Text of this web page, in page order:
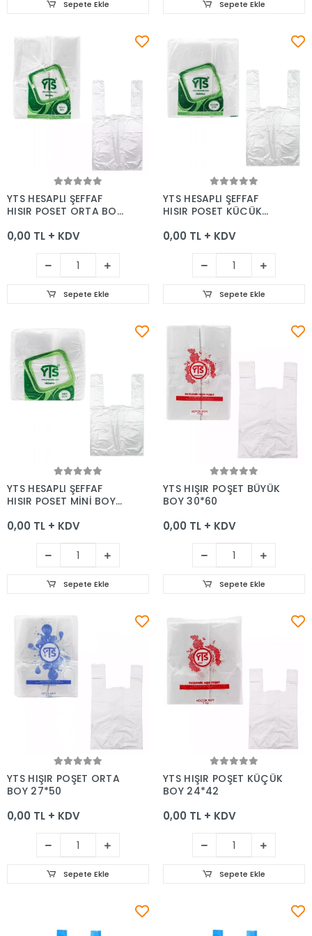
Sepete Ekle Sepete Ekle
Sepete Ekle
YTS HESAPLI ŞEFFAF
HIŞIR POŞET ORTA BOY
0,00 TL + KDV
Sepete Ekle
Sepete Ekle
YTS HESAPLI ŞEFFAF
HIŞIR POŞET KÜÇÜK
0,00 TL + KDV
Sepete Ekle
Sepete Ekle
YTS HESAPLI ŞEFFAF
HIŞIR POŞET MİNİ BOY
0,00 TL + KDV
Sepete Ekle
Sepete Ekle
YTS HIŞIR POŞET BÜYÜK
BOY 30*60
0,00 TL + KDV
Sepete Ekle
Sepete Ekle
YTS HIŞIR POŞET ORTA
BOY 27*50
0,00 TL + KDV
Sepete Ekle
Sepete Ekle
YTS HIŞIR POŞET KÜÇÜK
BOY 24*42
0,00 TL + KDV
Sepete Ekle